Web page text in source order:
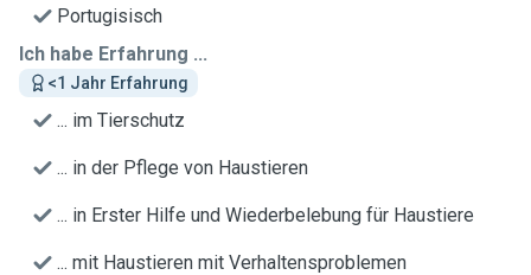
Portugisisch
Ich habe Erfahrung ...
<1 Jahr Erfahrung
... im Tierschutz
... in der Pflege von Haustieren
... in Erster Hilfe und Wiederbelebung für Haustiere
... mit Haustieren mit Verhaltensproblemen